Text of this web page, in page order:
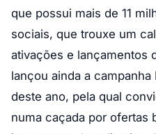
que possui mais de 11
sociais, que trouxe um
ativações e lançamentos
lançou ainda a
deste ano, pela qual
numa caçada por ofertas